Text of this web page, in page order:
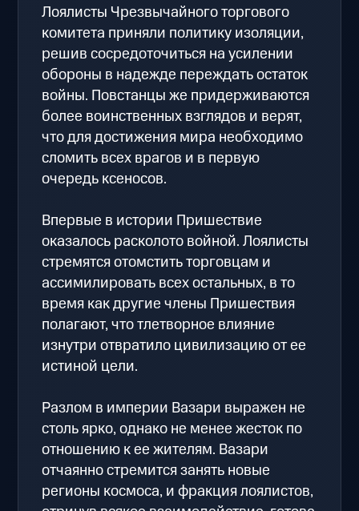
Лоялисты Чрезвычайного торгового
комитета приняли политику изоляции,
решив сосредоточиться на усилении
обороны в надежде переждать остаток
войны. Повстанцы же придерживаются
более воинственных взглядов и верят,
что для достижения мира необходимо
сломить всех врагов и в первую
очередь ксеносов.
Впервые в истории Пришествие
оказалось расколото войной. Лоялисты
стремятся отомстить торговцам и
ассимилировать всех остальных, в то
время как другие члены Пришествия
полагают, что тлетворное влияние
изнутри отвратило цивилизацию от ее
истиной цели.
Разлом в империи Вазари выражен не
столь ярко, однако не менее жесток по
отношению к ее жителям. Вазари
отчаянно стремится занять новые
регионы космоса, и фракция лоялистов,